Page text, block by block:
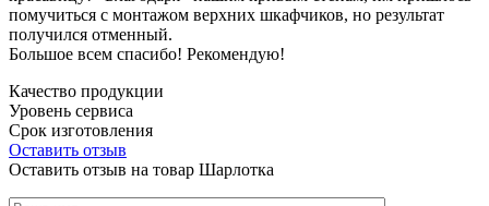
помучиться с монтажом верхних шкафчиков, но результат
получился отменный.
Большое всем спасибо! Рекомендую!
Качество продукции
Уровень сервиса
Срок изготовления
Оставить отзыв
Оставить отзыв на товар Шарлотка